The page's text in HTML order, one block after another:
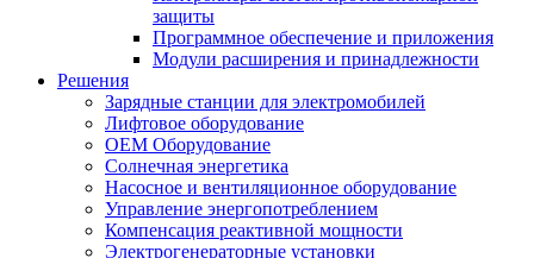
защиты
Программное обеспечение и приложения
Модули расширения и принадлежности
Решения
Зарядные станции для электромобилей
Лифтовое оборудование
ОЕМ Оборудование
Солнечная энергетика
Насосное и вентиляционное оборудование
Управление энергопотреблением
Компенсация реактивной мощности
Электрогенераторные установки